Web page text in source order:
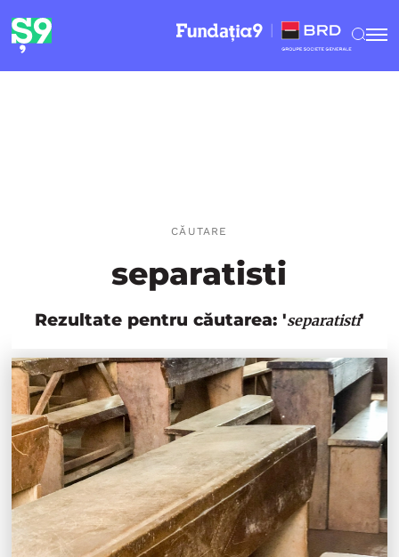
CĂUTARE
separatisti
Rezultate pentru căutarea: 'separatisti'